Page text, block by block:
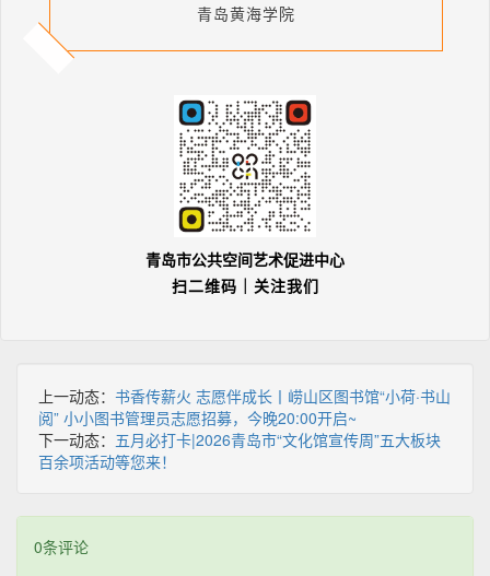
青岛黄海学院
青岛市公共空间艺术促进中心
扫二维码｜关注我们
上一动态： 书香传薪火 志愿伴成长丨崂山区图书馆“小荷·书山
阅” 小小图书管理员志愿招募，今晚20:00开启~
下一动态： 五月必打卡|2026青岛市“文化馆宣传周”五大板块
百余项活动等您来！
0条评论